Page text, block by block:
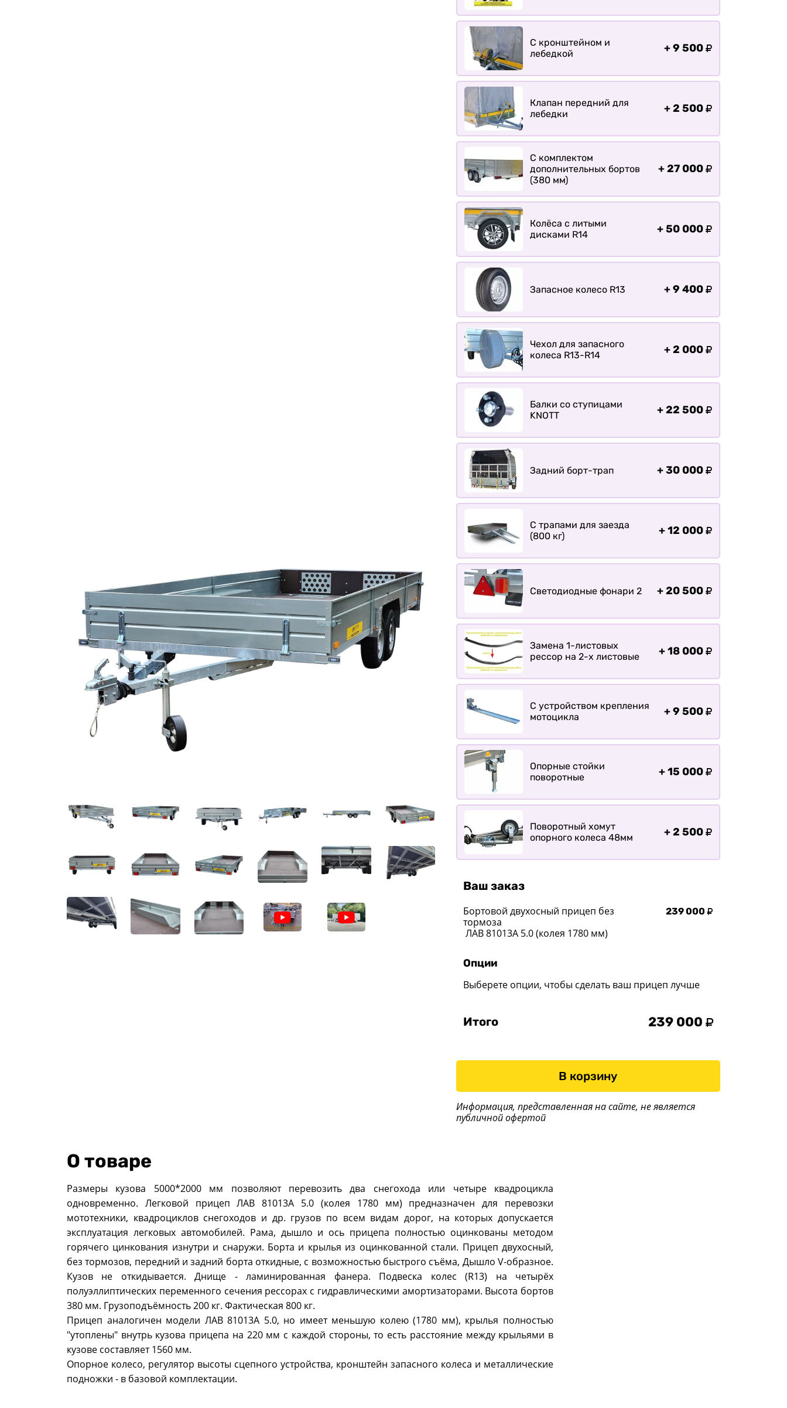
Контакты
Тюнинг прицепов
Статьи
С кронштейном и
лебедкой
+9 500
Клапан передний для
лебедки
+2 500
С комплектом
дополнительных бортов
(380 мм)
+27 000
Колёса с литыми
дисками R14
+50 000
Запасное колесо R13 +9 400
Чехол для запасного
колеса R13-R14
+2 000
Балки со ступицами
KNOTT
+22 500
Задний борт-трап +30 000
С трапами для заезда
(800 кг)
+12 000
Светодиодные фонари 2 +20 500
Замена 1-листовых
рессор на 2-х листовые
+18 000
С устройством крепления
мотоцикла
+9 500
Опорные стойки
поворотные
+15 000
Поворотный хомут
опорного колеса 48мм
+2 500
Ваш заказ
Бортовой двухосный прицеп без
тормоза
ЛАВ 81013A 5.0 (колея 1780 мм)
239 000
Опции
Выберете опции, чтобы сделать ваш прицеп лучше
Итого 239 000
В корзину
Информация, представленная на сайте, не является
публичной офертой
О товаре
Размеры кузова 5000*2000 мм позволяют перевозить два снегохода или четыре квадроцикла
одновременно. Легковой прицеп ЛАВ 81013А 5.0 (колея 1780 мм) предназначен для перевозки
мототехники, квадроциклов снегоходов и др. грузов по всем видам дорог, на которых допускается
эксплуатация легковых автомобилей. Рама, дышло и ось прицепа полностью оцинкованы методом
горячего цинкования изнутри и снаружи. Борта и крылья из оцинкованной стали. Прицеп двухосный,
без тормозов, передний и задний борта откидные, с возможностью быстрого съёма, Дышло V-образное.
Кузов не откидывается. Днище - ламинированная фанера. Подвеска колес (R13) на четырёх
полуэллиптических переменного сечения рессорах с гидравлическими амортизаторами. Высота бортов
380 мм. Грузоподъёмность 200 кг. Фактическая 800 кг.
Прицеп аналогичен модели ЛАВ 81013А 5.0, но имеет меньшую колею (1780 мм), крылья полностью
"утоплены" внутрь кузова прицепа на 220 мм с каждой стороны, то есть расстояние между крыльями в
кузове составляет 1560 мм.
Опорное колесо, регулятор высоты сцепного устройства, кронштейн запасного колеса и металлические
подножки - в базовой комплектации.